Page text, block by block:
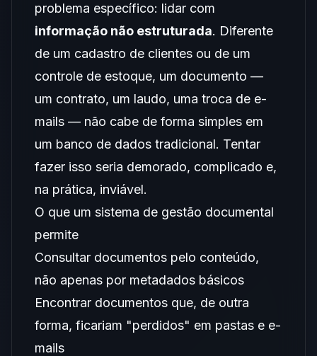
problema específico: lidar com
informação não estruturada. Diferente
de um cadastro de clientes ou de um
controle de estoque, um documento —
um contrato, um laudo, uma troca de e-
mails — não cabe de forma simples em
um banco de dados tradicional. Tentar
fazer isso seria demorado, complicado e,
na prática, inviável.
O que um sistema de gestão documental
permite
Consultar documentos pelo conteúdo,
não apenas por metadados básicos
Encontrar documentos que, de outra
forma, ficariam "perdidos" em pastas e e-
mails